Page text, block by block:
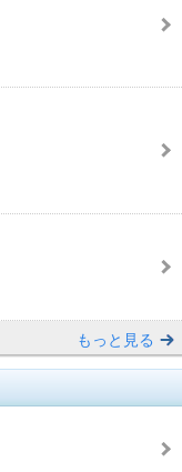
もっと見る